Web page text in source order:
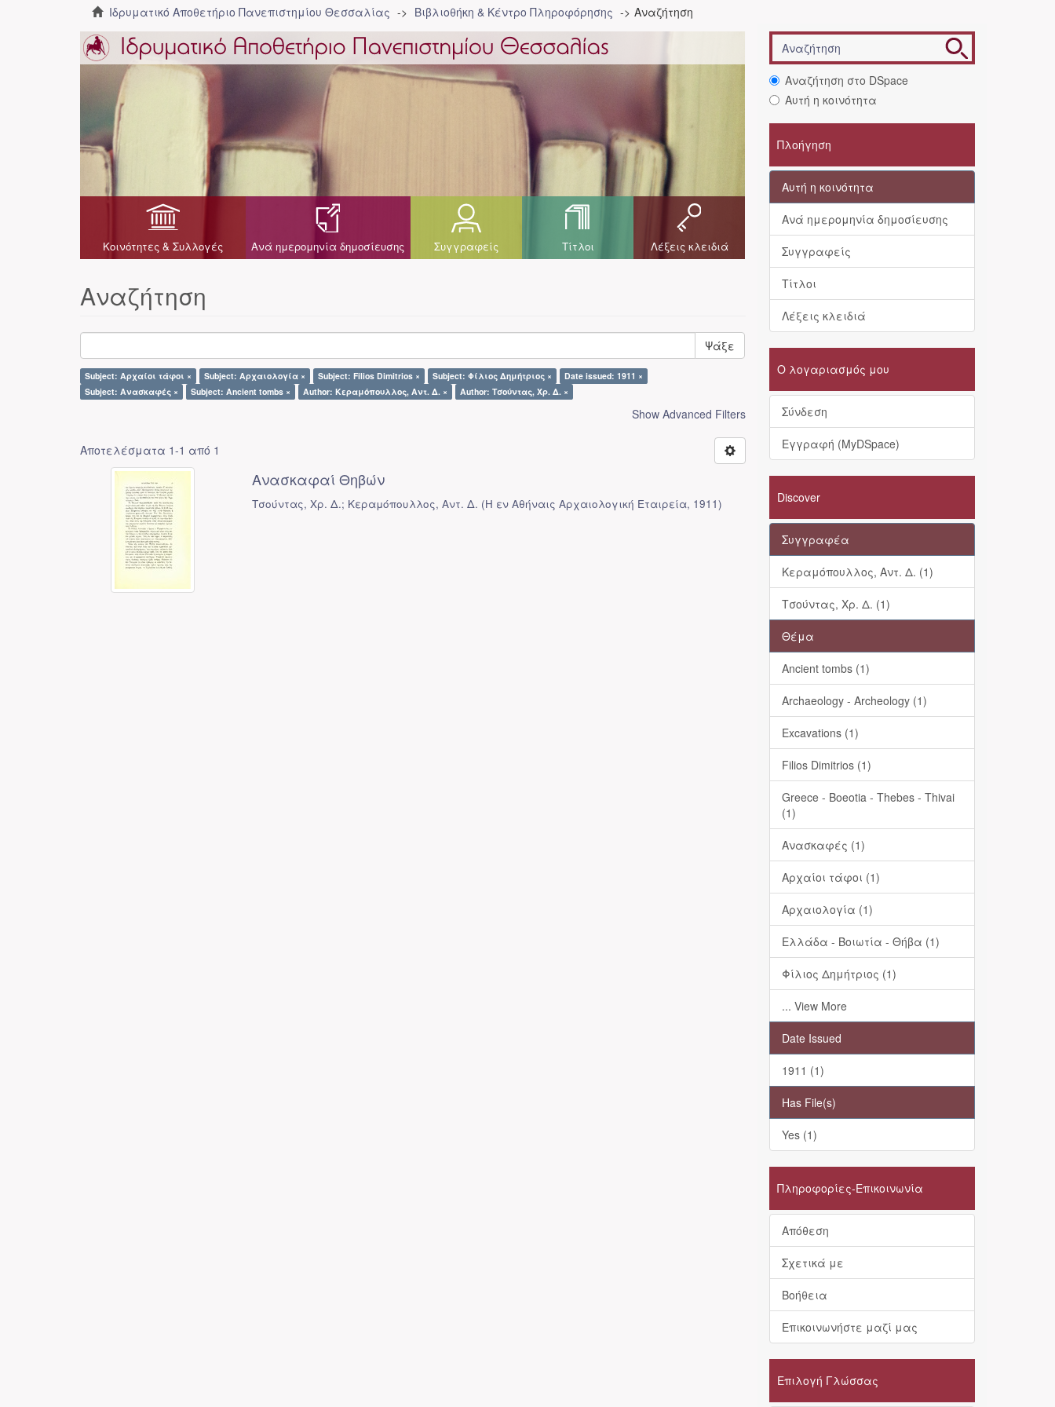
Ιδρυματικό Αποθετήριο Πανεπιστημίου Θεσσαλίας Βιβλιοθήκη & Κέντρο Πληροφόρησης Αναζήτηση
Κοινότητες & Συλλογές Ανά ημερομηνία δημοσίευσης Συγγραφείς Τίτλοι Λέξεις κλειδιά
Αναζήτηση
Ψάξε
Subject: Αρχαίοι τάφοι × Subject: Αρχαιολογία × Subject: Filios Dimitrios × Subject: Φίλιος Δημήτριος ×
Date issued: 1911 ×
Subject: Ανασκαφές ×
Subject: Ancient tombs × Author: Κεραμόπουλλος, Αντ. Δ. × Author: Τσούντας, Χρ. Δ. ×
Show Advanced Filters
Αποτελέσματα 1-1 από 1
Ανασκαφαί Θηβών
Τσούντας, Χρ. Δ.; Κεραμόπουλλος, Αντ. Δ. (Η εν Αθήναις Αρχαιολογική Εταιρεία, 1911)
Αναζήτηση στο DSpace
Αυτή η κοινότητα
Πλοήγηση
Αυτή η κοινότητα
Ανά ημερομηνία δημοσίευσης
Συγγραφείς
Τίτλοι
Λέξεις κλειδιά
Ο λογαριασμός μου
Σύνδεση
Εγγραφή (MyDSpace)
Discover
Συγγραφέα
Κεραμόπουλλος, Αντ. Δ. (1)
Τσούντας, Χρ. Δ. (1)
Θέμα
Ancient tombs (1)
Archaeology - Archeology (1)
Excavations (1)
Filios Dimitrios (1)
Greece - Boeotia - Thebes - Thivai
(1)
Ανασκαφές (1)
Αρχαίοι τάφοι (1)
Αρχαιολογία (1)
Ελλάδα - Βοιωτία - Θήβα (1)
Φίλιος Δημήτριος (1)
... View More
Date Issued
1911 (1)
Has File(s)
Yes (1)
Πληροφορίες-Επικοινωνία
Απόθεση
Σχετικά με
Βοήθεια
Επικοινωνήστε μαζί μας
Επιλογή Γλώσσας